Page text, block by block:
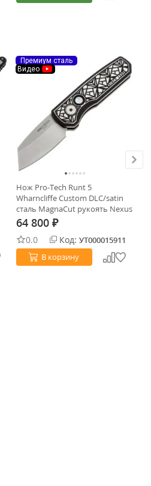
Премиум сталь
Видео
Нож Pro-Tech Runt 5
Wharncliffe Custom DLC/satin
сталь MagnaCut рукоять Nexus
Stainless steel
64 800 ₽
0.0 Код: УТ000015911
В корзину